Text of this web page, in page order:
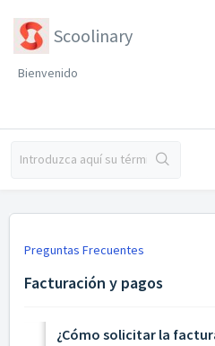
Scoolinary
Bienvenido
Preguntas Frecuentes
Facturación y pagos
¿Cómo solicitar la